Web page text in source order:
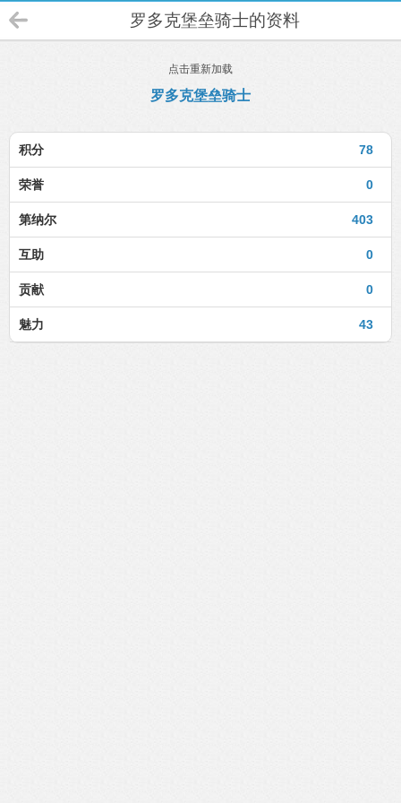
罗多克堡垒骑士的资料
点击重新加载
罗多克堡垒骑士
78
积分
0
荣誉
403
第纳尔
0
互助
0
贡献
43
魅力